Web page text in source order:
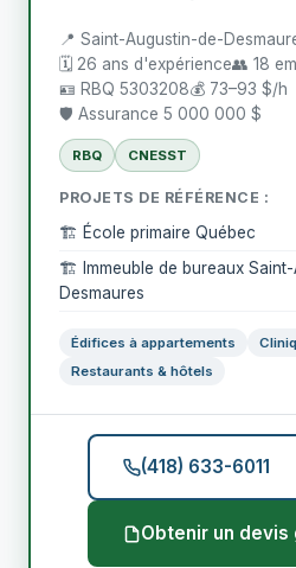
📍 Saint-Augustin-de-
🗓️ 26 ans d'expérience👥 18
🪪 RBQ 5303208💰 73–93 $/h
🛡️ Assurance 5 000 000 $
RBQ CNESST
PROJETS DE RÉFÉRENCE :
🏗️ École primaire Québec
🏗️ Immeuble de bureaux
Desmaures
Édifices à appartements
Restaurants & hôtels
(418) 633-6011
Obtenir un devis